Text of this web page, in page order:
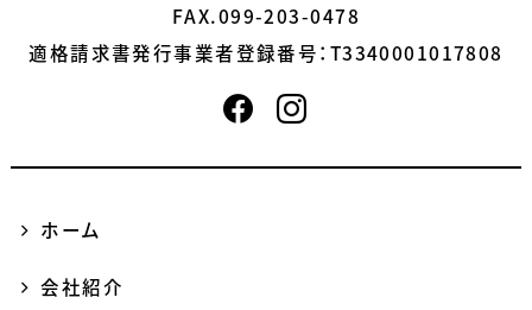
FAX.099-203-0478
適格請求書発行事業者登録番号： T3340001017808
ホーム
会社紹介